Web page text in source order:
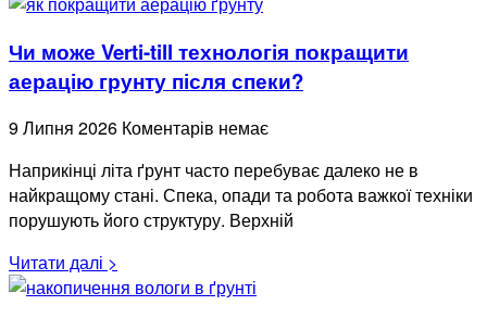
Чи може Verti-till технологія покращити
аерацію грунту після спеки?
9 Липня 2026 Коментарів немає
Наприкінці літа ґрунт часто перебуває далеко не в
найкращому стані. Спека, опади та робота важкої техніки
порушують його структуру. Верхній
Читати далі >